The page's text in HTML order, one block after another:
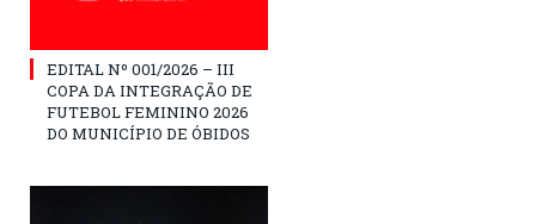
EDITAL Nº 001/2026 – III
COPA DA INTEGRAÇÃO DE
FUTEBOL FEMININO 2026
DO MUNICÍPIO DE ÓBIDOS